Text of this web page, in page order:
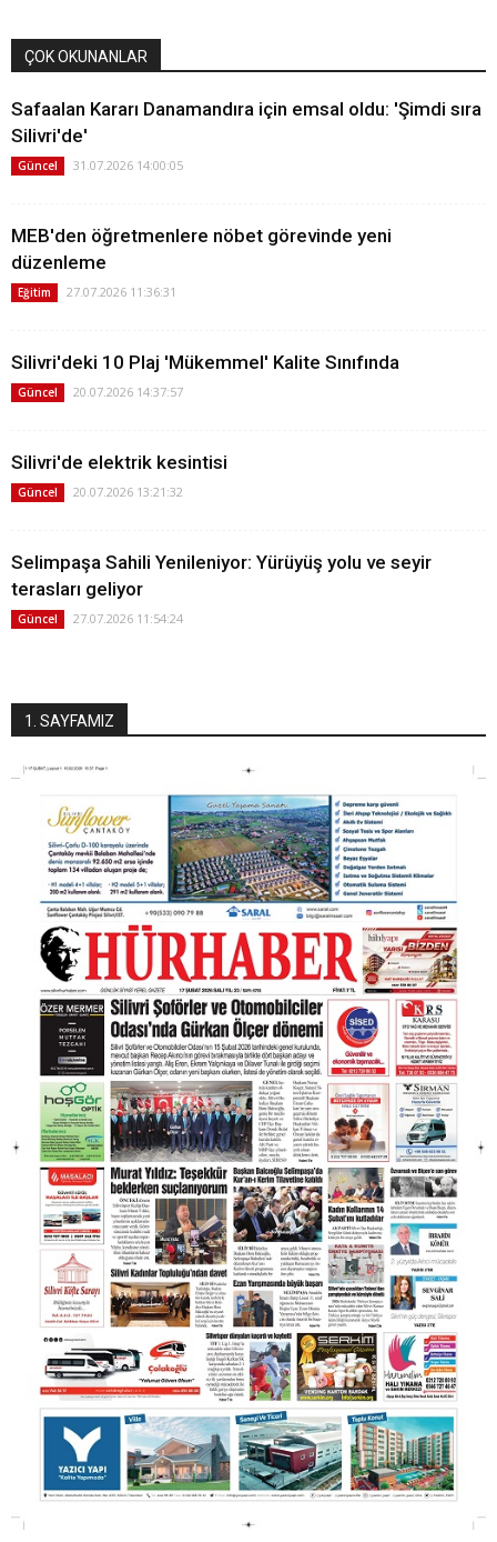
ÇOK OKUNANLAR
Safaalan Kararı Danamandıra için emsal oldu: 'Şimdi sıra
Silivri'de'
Güncel 31.07.2026 14:00:05
MEB'den öğretmenlere nöbet görevinde yeni
düzenleme
Eğitim 27.07.2026 11:36:31
Silivri'deki 10 Plaj 'Mükemmel' Kalite Sınıfında
Güncel 20.07.2026 14:37:57
Silivri'de elektrik kesintisi
Güncel 20.07.2026 13:21:32
Selimpaşa Sahili Yenileniyor: Yürüyüş yolu ve seyir
terasları geliyor
Güncel 27.07.2026 11:54:24
1. SAYFAMIZ